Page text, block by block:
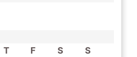
T F S S